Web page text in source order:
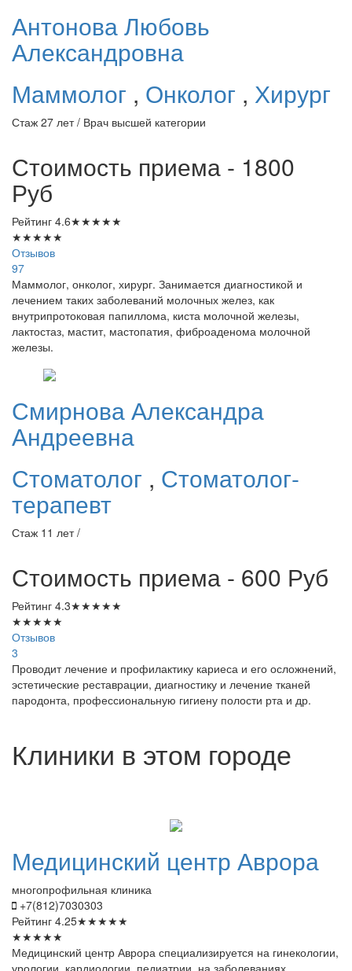
АнтоноваЛюбовь
Александровна
Маммолог , Онколог , Хирург
Стаж 27 лет / Врач высшей категории
Стоимость приема - 1800
Руб
Рейтинг 4.6★★★★★
★★★★★
Отзывов
97
Маммолог, онколог, хирург. Занимается диагностикой и
лечением таких заболеваний молочных желез, как
внутрипротоковая папиллома, киста молочной железы,
лактостаз, мастит, мастопатия, фиброаденома молочной
железы.
СмирноваАлександра
Андреевна
Стоматолог , Стоматолог-
терапевт
Стаж 11 лет /
Стоимость приема - 600 Руб
Рейтинг 4.3★★★★★
★★★★★
Отзывов
3
Проводит лечение и профилактику кариеса и его осложнений,
эстетические реставрации, диагностику и лечение тканей
пародонта, профессиональную гигиену полости рта и др.
Клиники в этом городе
Медицинский центр Аврора
многопрофильная клиника
+7(812)7030303
Рейтинг 4.25★★★★★
★★★★★
Медицинский центр Аврора специализируется на гинекологии,
урологии, кардиологии, педиатрии, на заболеваниях